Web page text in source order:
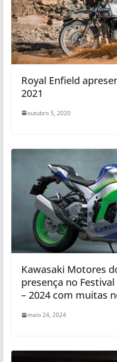
Royal Enfield
2021
outubro 5, 2020
Kawasaki Motores
presença no
– 2024 com muitas
maio 24, 2024